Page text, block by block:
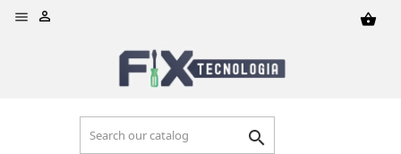
 shopping_basket

